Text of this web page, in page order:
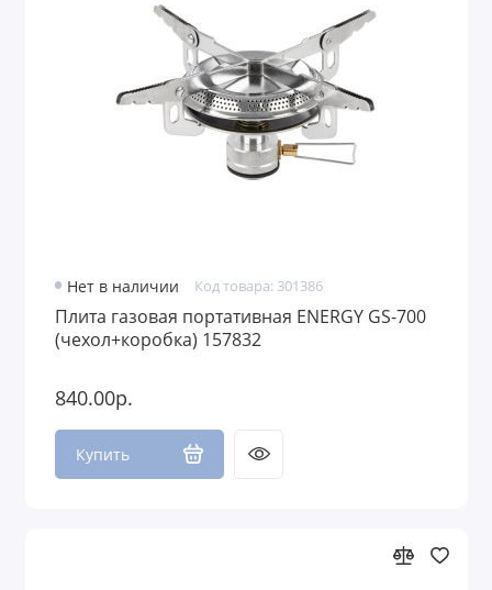
Нет в наличии Код товара: 301386
Плита газовая портативная ENERGY GS-700
(чехол+коробка) 157832
840.00р.
Купить